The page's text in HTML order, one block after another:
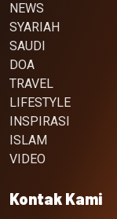
NEWS
SYARIAH
SAUDI
DOA
TRAVEL
LIFESTYLE
INSPIRASI
ISLAM
VIDEO
Kontak Kami